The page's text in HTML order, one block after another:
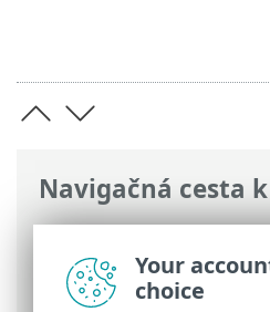
Navigačná cesta
ESET Online pomocník
Business Security>
Ako odstrániť malvér z
Your
choice